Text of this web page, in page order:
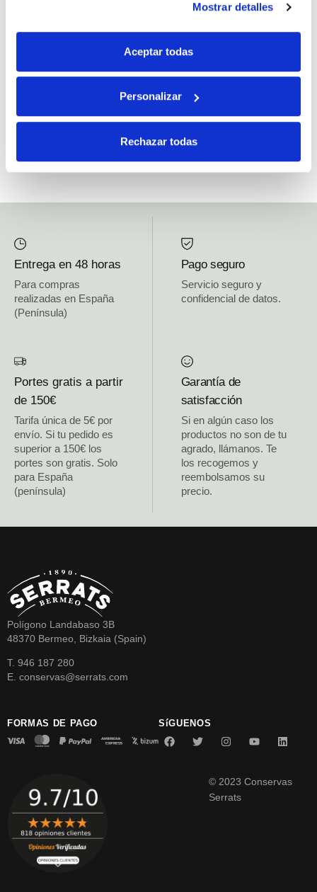
Mostrar detalles
Aceptar todas
Personalizar
Rechazar todas
Si, he leído y acepto la política de protección de datos.
fines comerciales, legitimación: consentimiento, destinatarios: proveedor de
mensajería online, derechos: Acceder, rectificar y suprimir los datos, así como
otros derechos, como se explica en la información adicional.
Entrega en 48 horas
Para compras
realizadas en España
(Península)
Pago seguro
Servicio seguro y
confidencial de datos.
Portes gratis a partir
de 150€
Tarifa única de 5€ por
envío. Si tu pedido es
superior a 150€ los
portes son gratis. Solo
para España
(península)
Garantía de
satisfacción
Si en algún caso los
productos no son de tu
agrado, llámanos. Te
los recogemos y
reembolsamos su
precio.
Polígono Landabaso 3B
48370 Bermeo, Bizkaia (Spain)
T. 946 187 280
E. conservas@serrats.com
FORMAS DE PAGO SíGUENOS
© 2023 Conservas
Serrats